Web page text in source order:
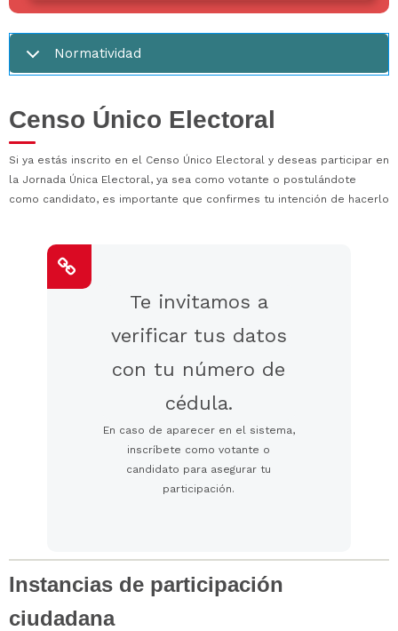
Normatividad
Censo Único Electoral
Si ya estás inscrito en el Censo Único Electoral y deseas participar en
la Jornada Única Electoral, ya sea como votante o postulándote
como candidato, es importante que confirmes tu intención de hacerlo
Te invitamos a
verificar tus datos
con tu número de
cédula.
En caso de aparecer en el sistema,
inscríbete como votante o
candidato para asegurar tu
participación.
Instancias de participación
ciudadana